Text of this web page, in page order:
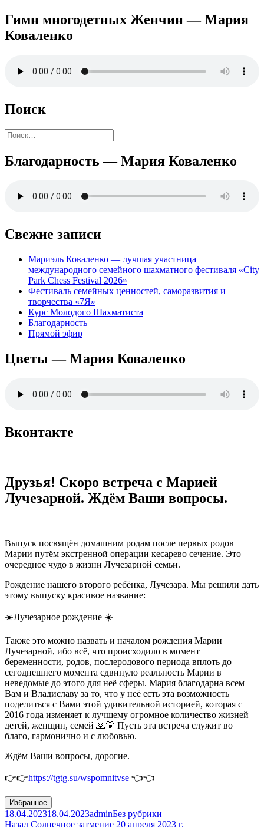
Гимн многодетных Женчин — Мария
Коваленко
Поиск
Найти:
Благодарность — Мария Коваленко
Свежие записи
Мариэль Коваленко — лучшая участница
международного семейного шахматного фестиваля «City
Park Chess Festival 2026»
Фестиваль семейных ценностей, саморазвития и
творчества «7Я»
Курс Молодого Шахматиста
Благодарность
Прямой эфир
Цветы — Мария Коваленко
Вконтакте
Друзья! Скоро встреча с Марией
Лучезарной. Ждём Ваши вопросы.
Выпуск посвящён домашним родам после первых родов
Марии путём экстренной операции кесарево сечение. Это
очередное чудо в жизни Лучезарной семьи.
Рождение нашего второго ребёнка, Лучезара. Мы решили дать
этому выпуску красивое название:
☀️Лучезарное рождение ☀️
Также это можно назвать и началом рождения Марии
Лучезарной, ибо всë, что происходило в момент
беременности, родов, послеродового периода вплоть до
сегоднешнего момента сдвинуло реальность Марии в
неведомые до этого для неё сферы. Мария благодарна всем
Вам и Владиславу за то, что у неё есть эта возможность
поделиться с Вами этой удивительной историей, которая с
2016 года изменяет к лучшему огромное количество жизней
детей, женщин, семей 🙏💛 Пусть эта встреча служит во
благо, гармонично и с любовью.
Ждëм Ваши вопросы, дорогие.
👉👉https://tgtg.su/wspomnitvse 👈👈
Избранное
Опубликовано
18.04.202318.04.2023Автор
adminРубрики
Без рубрики
Назад Предыдущая
Солнечное затмение 20 апреля 2023 г.